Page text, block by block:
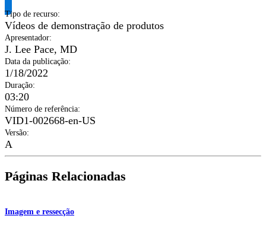
Tipo de recurso:
Vídeos de demonstração de produtos
Apresentador:
J. Lee Pace, MD
Data da publicação:
1/18/2022
Duração:
03:20
Número de referência:
VID1-002668-en-US
Versão:
A
Páginas Relacionadas
Imagem e ressecção